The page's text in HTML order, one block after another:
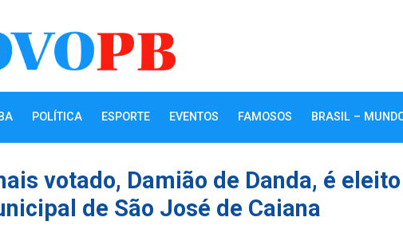
POLÍTICA ESPORTE EVENTOS FAMOSOS BRASIL –
votado, Damião de Danda, é
de São José de Caiana